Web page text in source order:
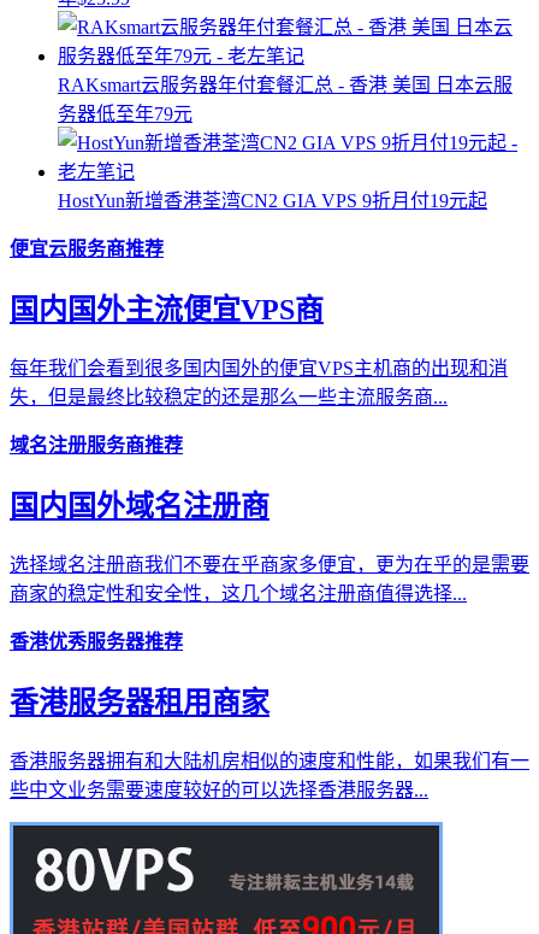
RAKsmart云服务器年付套餐汇总 - 香港 美国 日本云服
务器低至年79元
HostYun新增香港荃湾CN2 GIA VPS 9折月付19元起
便宜云服务商推荐
国内国外主流便宜VPS商
每年我们会看到很多国内国外的便宜VPS主机商的出现和消
失，但是最终比较稳定的还是那么一些主流服务商...
域名注册服务商推荐
国内国外域名注册商
选择域名注册商我们不要在乎商家多便宜，更为在乎的是需要
商家的稳定性和安全性，这几个域名注册商值得选择...
香港优秀服务器推荐
香港服务器租用商家
香港服务器拥有和大陆机房相似的速度和性能，如果我们有一
些中文业务需要速度较好的可以选择香港服务器...